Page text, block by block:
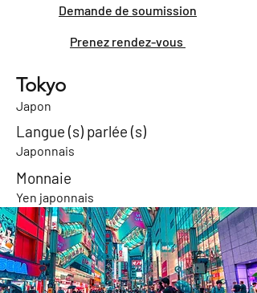
Demande de soumission
Prenez rendez-vous
Tokyo
Japon
Langue (s) parlée (s)
Japonnais
Monnaie
Yen japonnais